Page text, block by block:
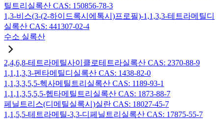
틸트리실록산 CAS: 150856-78-3
1,3-비스(3-(2-하이드록시에톡시)프로필)-1,1,3,3-테트라메틸디
실록산 CAS: 441307-02-4
수소 실록산
2,4,6,8-테트라메틸사이클로테트라실록산 CAS: 2370-88-9
1,1,1,3,3-펜타메틸디실록산 CAS: 1438-82-0
1,1,3,3,5,5-헥사메틸트리실록산 CAS: 1189-93-1
1,1,1,3,5,5,5-헵타메틸트리실록산 CAS: 1873-88-7
페닐트리스(디메틸실록시)실란 CAS: 18027-45-7
1,1,5,5-테트라메틸-3,3-디페닐트리실록산 CAS: 17875-55-7